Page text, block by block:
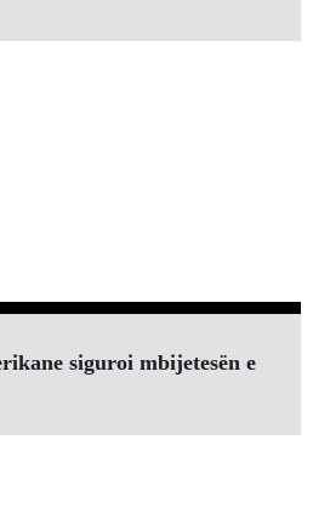
siguroi mbijetesën e